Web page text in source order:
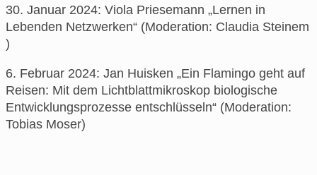
30. Januar 2024: Viola Priesemann „Lernen in
Lebenden Netzwerken“ (Moderation: Claudia Steinem
)
6. Februar 2024: Jan Huisken „Ein Flamingo geht auf
Reisen: Mit dem Lichtblattmikroskop biologische
Entwicklungsprozesse entschlüsseln“ (Moderation:
Tobias Moser)